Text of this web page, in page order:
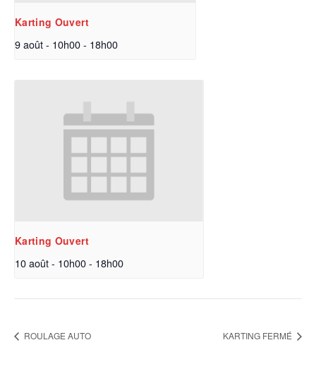
Karting Ouvert
9 août - 10h00- 18h00
Karting Ouvert
10 août - 10h00- 18h00
ROULAGE AUTO KARTING FERMÉ